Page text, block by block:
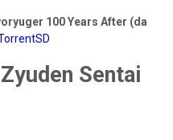
100 Years After (da
Sentai